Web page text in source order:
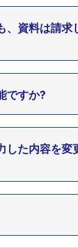
資料は請求
ですか?
た内容を変